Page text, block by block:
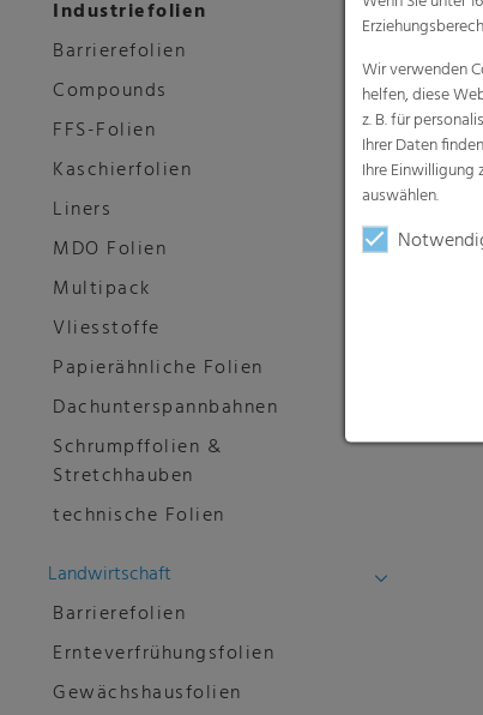
Industriefolien
Barrierefolien
Compounds
FFS-Folien
Kaschierfolien
Liners
MDO Folien
Multipack
Vliesstoffe
Papierähnliche Folien
Dachunterspannbahnen
Schrumpffolien &
Stretchhauben
technische Folien
Landwirtschaft
Barrierefolien
Ernteverfrühungsfolien
Gewächshausfolien
Wir verwenden
helfen, diese
z. B. für
Ihrer Daten
Ihre Einwilligung
auswählen.